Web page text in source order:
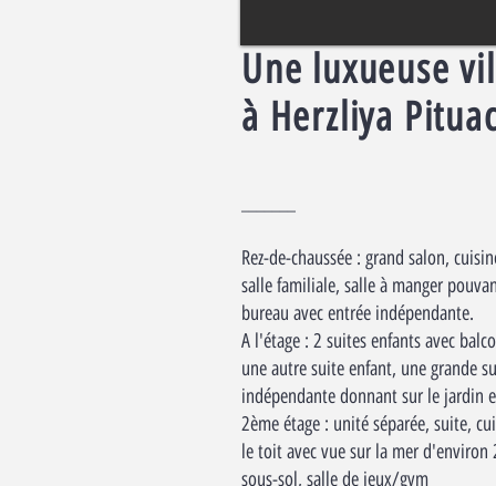
Une luxueuse
à Herzliya
Rez-de-chaussée : grand salon,
salle familiale, salle à manger
bureau avec entrée indépendante.
A l'étage : 2 suites enfants avec
une autre suite enfant, une grande
indépendante donnant sur le jardin
2ème étage : unité séparée, suite,
le toit avec vue sur la mer d'environ
sous-sol, salle de jeux/gym